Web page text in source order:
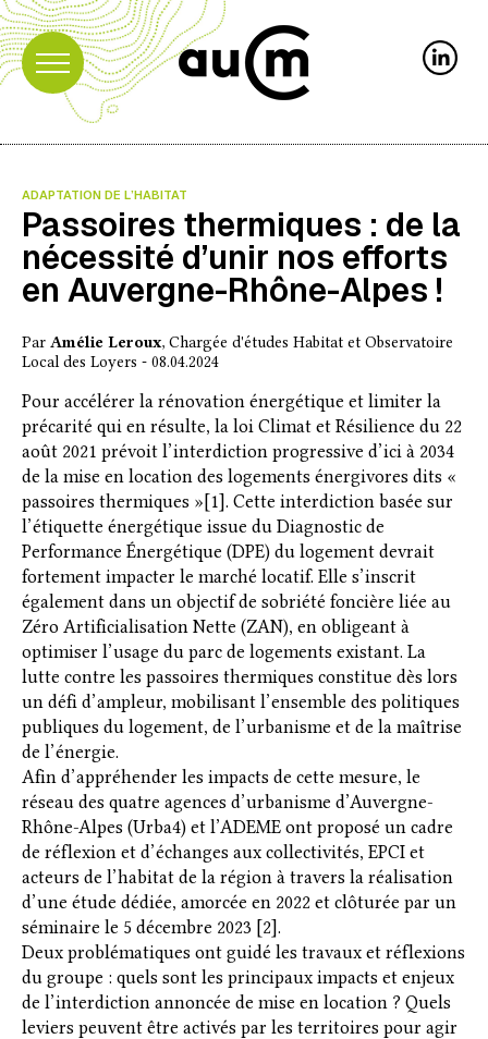
ADAPTATION DE L’HABITAT
Passoires thermiques : de la
nécessité d’unir nos efforts
en Auvergne-Rhône-Alpes !
Par Amélie Leroux, Chargée d'études Habitat et Observatoire
Local des Loyers - 08.04.2024
Pour accélérer la rénovation énergétique et limiter la
précarité qui en résulte, la loi Climat et Résilience du 22
août 2021 prévoit l’interdiction progressive d’ici à 2034
de la mise en location des logements énergivores dits «
passoires thermiques »[1]. Cette interdiction basée sur
l’étiquette énergétique issue du Diagnostic de
Performance Énergétique (DPE) du logement devrait
fortement impacter le marché locatif. Elle s’inscrit
également dans un objectif de sobriété foncière liée au
Zéro Artificialisation Nette (ZAN), en obligeant à
optimiser l’usage du parc de logements existant. La
lutte contre les passoires thermiques constitue dès lors
un défi d’ampleur, mobilisant l’ensemble des politiques
publiques du logement, de l’urbanisme et de la maîtrise
de l’énergie.
Afin d’appréhender les impacts de cette mesure, le
réseau des quatre agences d’urbanisme d’Auvergne-
Rhône-Alpes (Urba4) et l’ADEME ont proposé un cadre
de réflexion et d’échanges aux collectivités, EPCI et
acteurs de l’habitat de la région à travers la réalisation
d’une étude dédiée, amorcée en 2022 et clôturée par un
séminaire le 5 décembre 2023 [2].
Deux problématiques ont guidé les travaux et réflexions
du groupe : quels sont les principaux impacts et enjeux
de l’interdiction annoncée de mise en location ? Quels
leviers peuvent être activés par les territoires pour agir